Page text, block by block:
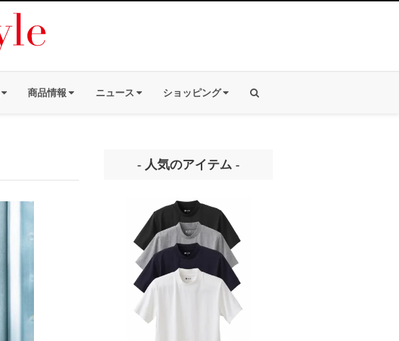
商品情報 ニュース ショッピング
- 人気のアイテム -